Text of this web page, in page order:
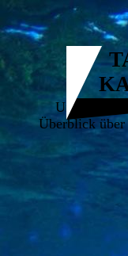
Unsere
Überblick über